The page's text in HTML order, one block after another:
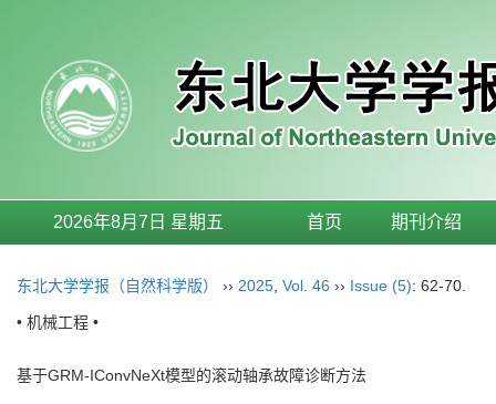
2026年8月7日 星期五 首页 期刊介绍
东北大学学报（自然科学版） ›› 2025 Vol. 46 ›› Issue (5): 62-70.
• 机械工程 •
基于GRM-IConvNeXt模型的滚动轴承故障诊断方法